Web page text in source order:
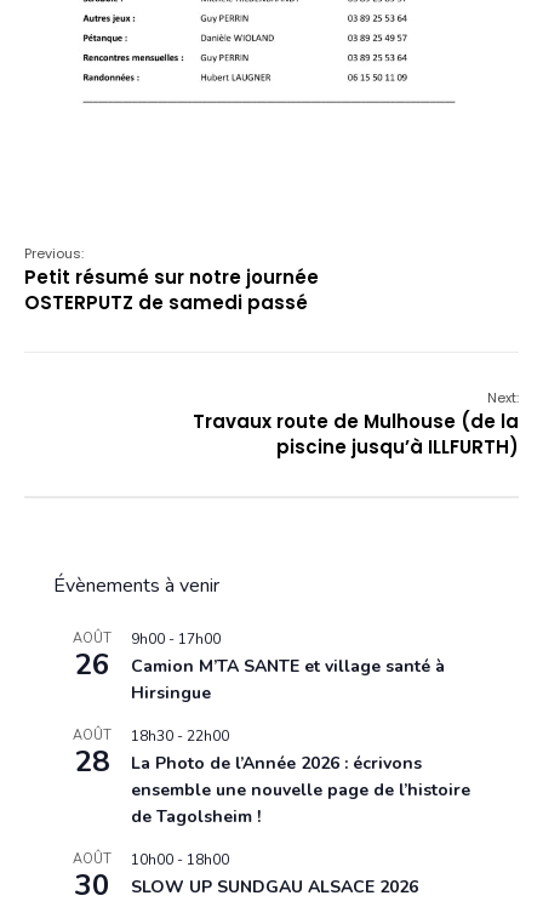
Previous:
Petit résumé sur notre journée
OSTERPUTZ de samedi passé
Next:
Travaux route de Mulhouse (de la
piscine jusqu’à ILLFURTH)
Évènements à venir
AOÛT
26
9h00 - 17h00
Camion M’TA SANTE et village santé à
Hirsingue
AOÛT
28
18h30 -22h00
La Photo de l’Année 2026 : écrivons
ensemble une nouvelle page de l’histoire
de Tagolsheim !
AOÛT
30
10h00 - 18h00
SLOW UP SUNDGAU ALSACE 2026